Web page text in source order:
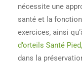
nécessite une
santé et la
exercices, ainsi
d’orteils Santé Pied,
dans la